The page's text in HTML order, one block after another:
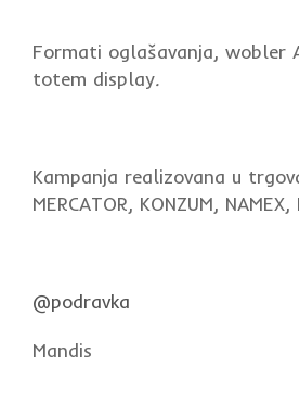
Formati oglašavanja, wobler
totem display.
Kampanja realizovana u
MERCATOR, KONZUM, NAMEX,
@podravka
Mandis